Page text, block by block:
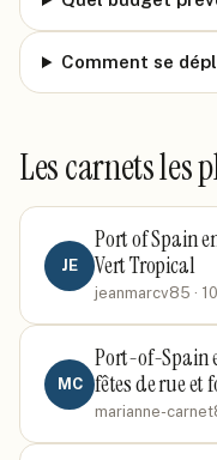
Comment se
Les carnets les
JE
Port of Spain
Vert Tropical
jeanmarcv85 ·
MC
Port-of-Spain
fêtes de rue
marianne-